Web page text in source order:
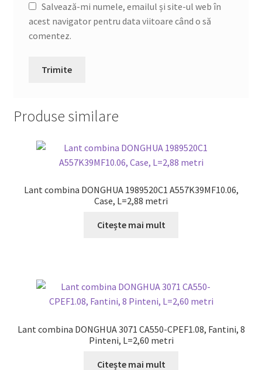
Salvează-mi numele, emailul și site-ul web în
acest navigator pentru data viitoare când o să
comentez.
Produse similare
Lant combina DONGHUA 1989520C1 A557K39MF10.06,
Case, L=2,88 metri
Citește mai mult
Lant combina DONGHUA 3071 CA550-CPEF1.08, Fantini, 8
Pinteni, L=2,60 metri
Citește mai mult